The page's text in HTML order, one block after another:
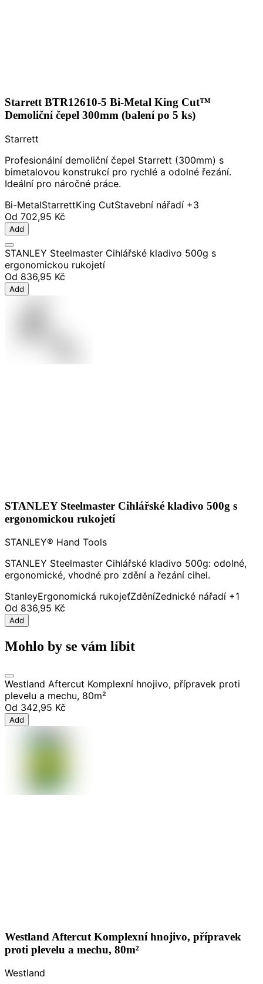
Starrett BTR12610-5 Bi-Metal King Cut™
Demoliční čepel 300mm (balení po 5 ks)
Starrett
Profesionální demoliční čepel Starrett (300mm) s
bimetalovou konstrukcí pro rychlé a odolné řezání.
Ideální pro náročné práce.
Bi-MetalStarrettKing CutStavební nářadí +3
Od 702,95 Kč
Add
STANLEY Steelmaster Cihlářské kladivo 500g s
ergonomickou rukojetí
Od 836,95 Kč
Add
STANLEY Steelmaster Cihlářské kladivo 500g s
ergonomickou rukojetí
STANLEY® Hand Tools
STANLEY Steelmaster Cihlářské kladivo 500g: odolné,
ergonomické, vhodné pro zdění a řezání cihel.
StanleyErgonomická rukojeťZděníZednické nářadí +1
Od 836,95 Kč
Add
Mohlo by se vám líbit
Westland Aftercut Komplexní hnojivo, přípravek proti
plevelu a mechu, 80m²
Od 342,95 Kč
Add
Westland Aftercut Komplexní hnojivo, přípravek
proti plevelu a mechu, 80m²
Westland